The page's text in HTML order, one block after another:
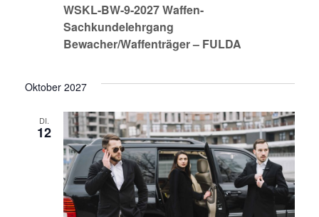
WSKL-BW-9-2027 Waffen-
Sachkundelehrgang
Bewacher/Waffenträger – FULDA
Oktober 2027
DI.
12